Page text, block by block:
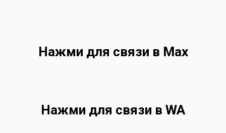
Нажми для связи в Max
Нажми для связи в WA